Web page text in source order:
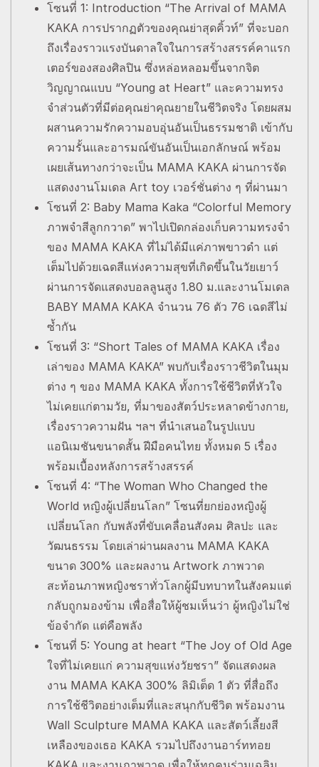
โซนที่ 1: Introduction “The Arrival of MAMA
KAKA การปรากฏตัวของคุณย่าสุดคิ้วท์” ที่จะบอก
ถึงเรื่องราวแรงบันดาลใจในการสร้างสรรค์คาแรก
เตอร์ของสองศิลปิน ซึ่งหล่อหลอมขึ้นจากจิต
วิญญาณแบบ “Young at Heart” และความทรง
จำส่วนตัวที่มีต่อคุณย่าคุณยายในชีวิตจริง โดยผสม
ผสานความรักความอบอุ่นอันเป็นธรรมชาติ เข้ากับ
ความรั้นและอารมณ์ขันอันเป็นเอกลักษณ์ พร้อม
เผยเส้นทางกว่าจะเป็น MAMA KAKA ผ่านการจัด
แสดงงานโมเดล Art toy เวอร์ชั่นต่าง ๆ ที่ผ่านมา
โซนที่ 2: Baby Mama Kaka “Colorful Memory
ภาพจำสีลูกกวาด” พาไปเปิดกล่องเก็บความทรงจำ
ของ MAMA KAKA ที่ไม่ได้มีแค่ภาพขาวดำ แต่
เต็มไปด้วยเฉดสีแห่งความสุขที่เกิดขึ้นในวัยเยาว์
ผ่านการจัดแสดงบอลลูนสูง 1.80 ม.และงานโมเดล
BABY MAMA KAKA จำนวน 76 ตัว 76 เฉดสีไม่
ซ้ำกัน
โซนที่ 3: “Short Tales of MAMA KAKA เรื่อง
เล่าของ MAMA KAKA” พบกับเรื่องราวชีวิตในมุม
ต่าง ๆ ของ MAMA KAKA ทั้งการใช้ชีวิตที่หัวใจ
ไม่เคยแก่ตามวัย, ที่มาของสัตว์ประหลาดข้างกาย,
เรื่องราวความฝัน ฯลฯ ที่นำเสนอในรูปแบบ
แอนิเมชันขนาดสั้น ฝีมือคนไทย ทั้งหมด 5 เรื่อง
พร้อมเบื้องหลังการสร้างสรรค์
โซนที่ 4: “The Woman Who Changed the
World หญิงผู้เปลี่ยนโลก” โซนที่ยกย่องหญิงผู้
เปลี่ยนโลก กับพลังที่ขับเคลื่อนสังคม ศิลปะ และ
วัฒนธรรม โดยเล่าผ่านผลงาน MAMA KAKA
ขนาด 300% และผลงาน Artwork ภาพวาด
สะท้อนภาพหญิงชราทั่วโลกผู้มีบทบาทในสังคมแต่
กลับถูกมองข้าม เพื่อสื่อให้ผู้ชมเห็นว่า ผู้หญิงไม่ใช่
ข้อจำกัด แต่คือพลัง
โซนที่ 5: Young at heart “The Joy of Old Age
ใจที่ไม่เคยแก่ ความสุขแห่งวัยชรา” จัดแสดงผล
งาน MAMA KAKA 300% ลิมิเต็ด 1 ตัว ที่สื่อถึง
การใช้ชีวิตอย่างเต็มที่และสนุกกับชีวิต พร้อมงาน
Wall Sculpture MAMA KAKA และสัตว์เลี้ยงสี
เหลืองของเธอ KAKA รวมไปถึงงานอาร์ททอย